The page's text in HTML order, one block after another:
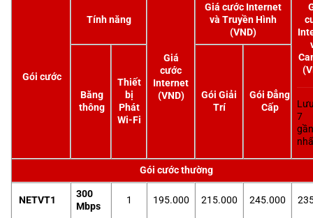
Gói cước
Tính năng
Giá
cước
Internet
(VND)
Giá cước Internet
và Truyền Hình
(VND)
7
Băng
thông
Thiết
bị
Phát
Wi-Fi
Gói Giải
Trí
Gói Đẳng
Cấp
Gói cước thường
NETVT1
300
Mbps
1 195.000 215.000 245.000